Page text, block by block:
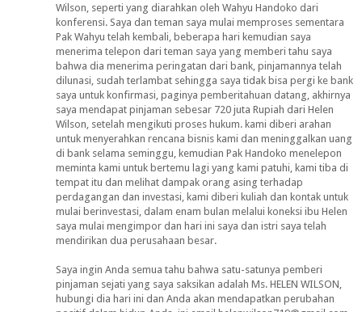
Wilson, seperti yang diarahkan oleh Wahyu Handoko dari
konferensi. Saya dan teman saya mulai memproses sementara
Pak Wahyu telah kembali, beberapa hari kemudian saya
menerima telepon dari teman saya yang memberi tahu saya
bahwa dia menerima peringatan dari bank, pinjamannya telah
dilunasi, sudah terlambat sehingga saya tidak bisa pergi ke bank
saya untuk konfirmasi, paginya pemberitahuan datang, akhirnya
saya mendapat pinjaman sebesar 720 juta Rupiah dari Helen
Wilson, setelah mengikuti proses hukum. kami diberi arahan
untuk menyerahkan rencana bisnis kami dan meninggalkan uang
di bank selama seminggu, kemudian Pak Handoko menelepon
meminta kami untuk bertemu lagi yang kami patuhi, kami tiba di
tempat itu dan melihat dampak orang asing terhadap
perdagangan dan investasi, kami diberi kuliah dan kontak untuk
mulai berinvestasi, dalam enam bulan melalui koneksi ibu Helen
saya mulai mengimpor dan hari ini saya dan istri saya telah
mendirikan dua perusahaan besar.
Saya ingin Anda semua tahu bahwa satu-satunya pemberi
pinjaman sejati yang saya saksikan adalah Ms. HELEN WILSON,
hubungi dia hari ini dan Anda akan mendapatkan perubahan